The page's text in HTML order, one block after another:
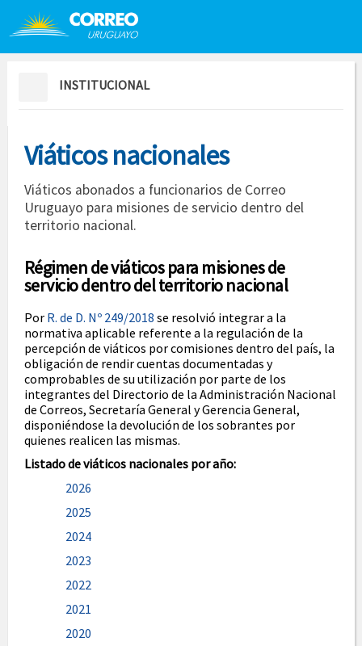
Saltar al contenido
INSTITUCIONAL
Viáticos nacionales
Viáticos abonados a funcionarios de Correo
Uruguayo para misiones de servicio dentro del
territorio nacional.
Régimen de viáticos para misiones de
servicio dentro del territorio nacional
Por R. de D. Nº 249/2018 se resolvió integrar a la
normativa aplicable referente a la regulación de la
percepción de viáticos por comisiones dentro del país, la
obligación de rendir cuentas documentadas y
comprobables de su utilización por parte de los
integrantes del Directorio de la Administración Nacional
de Correos, Secretaría General y Gerencia General,
disponiéndose la devolución de los sobrantes por
quienes realicen las mismas.
Listado de viáticos nacionales por año:
2026
2025
2024
2023
2022
2021
2020